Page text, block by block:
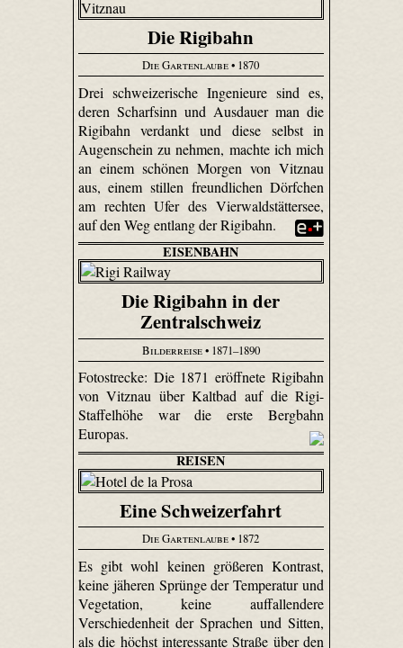
Die Rigibahn
Die Gartenlaube• 1870
Drei schweizerische Ingenieure sind es,
deren Scharfsinn und Ausdauer man die
Rigibahn verdankt und diese selbst in
Augenschein zu nehmen, machte ich mich
an einem schönen Morgen von Vitznau
aus, einem stillen freundlichen Dörfchen
am rechten Ufer des Vierwaldstättersee,
auf den Weg entlang der Rigibahn.
EISENBAHN
Die Rigibahn in der
Zentralschweiz
Bilderreise• 1871–1890
Fotostrecke: Die 1871 eröffnete Rigibahn
von Vitznau über Kaltbad auf die Rigi-
Staffelhöhe war die erste Bergbahn
Europas.
REISEN
Eine Schweizerfahrt
Die Gartenlaube• 1872
Es gibt wohl keinen größeren Kontrast,
keine jäheren Sprünge der Temperatur und
Vegetation, keine auffallendere
Verschiedenheit der Sprachen und Sitten,
als die höchst interessante Straße über den